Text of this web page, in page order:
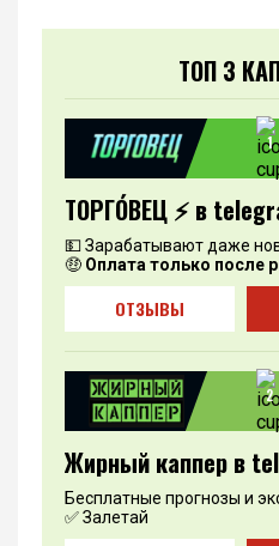
ТОП 3
1
ТОРГО́ВЕЦ ⚡️ в
💵 Зарабатывают даже
🤑 Оплата только после
ОТЗЫВЫ
2
Жирный каппер в
Бесплатные прогнозы и
✅ Залетай